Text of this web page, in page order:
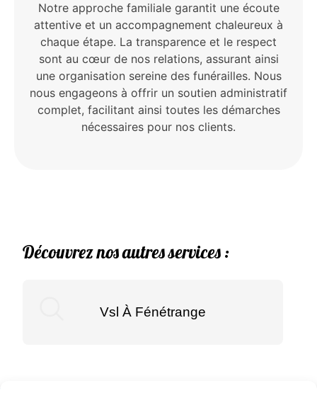
Notre approche familiale garantit une écoute
attentive et un accompagnement chaleureux à
chaque étape. La transparence et le respect
sont au cœur de nos relations, assurant ainsi
une organisation sereine des funérailles. Nous
nous engageons à offrir un soutien administratif
complet, facilitant ainsi toutes les démarches
nécessaires pour nos clients.
Découvrez nos autres services :
Vsl À Fénétrange